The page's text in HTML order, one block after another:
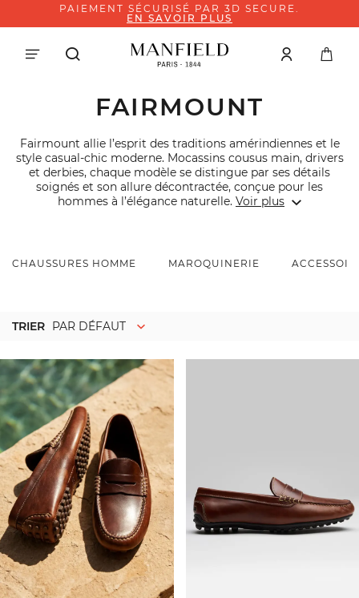
PAIEMENT SÉCURISÉ PAR 3D SECURE.
EN SAVOIR PLUS
FAIRMOUNT
Fairmount allie l’esprit des traditions amérindiennes et le
style casual-chic moderne. Mocassins cousus main, drivers
et derbies, chaque modèle se distingue par ses détails
soignés et son allure décontractée, conçue pour les
hommes à l’élégance naturelle. Voir plus
CHAUSSURES HOMME MAROQUINERIE
TRIER PAR DÉFAUT